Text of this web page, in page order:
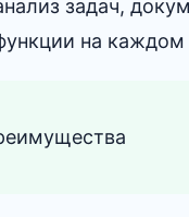
задач,
на каждом